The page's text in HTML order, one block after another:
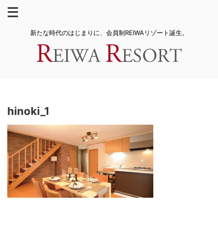
新たな時代のはじまりに、会員制REIWAリゾート誕生。
hinoki_1